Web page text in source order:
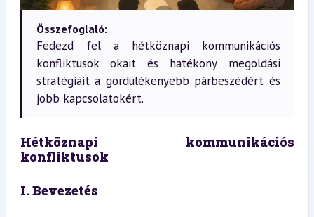
Összefoglaló:
Fedezd fel a hétköznapi kommunikációs
konfliktusok okait és hatékony megoldási
stratégiáit a gördülékenyebb párbeszédért és
jobb kapcsolatokért.
Hétköznapi kommunikációs
konfliktusok
I. Bevezetés